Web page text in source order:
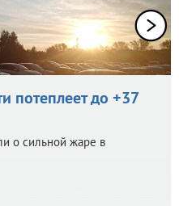
потеплеет до +37
о сильной жаре в